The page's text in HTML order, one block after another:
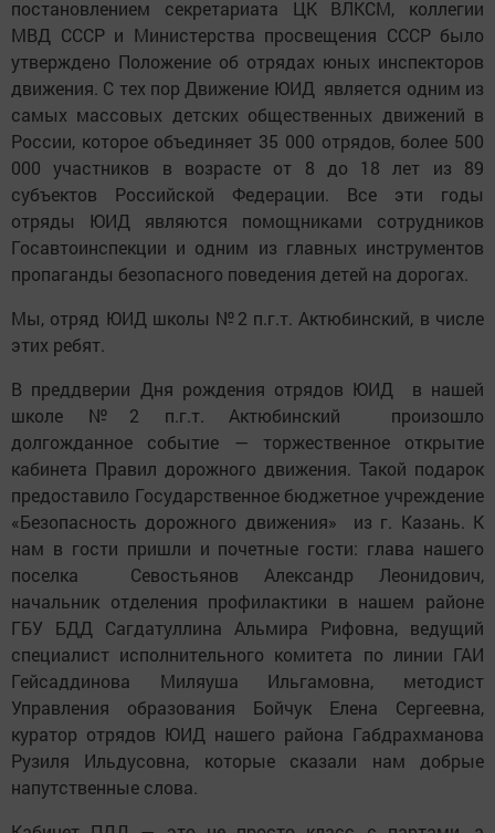
постановлением секретариата ЦК ВЛКСМ, коллегии
МВД СССР и Министерства просвещения СССР было
утверждено Положение об отрядах юных инспекторов
движения. С тех пор Движение ЮИД является одним из
самых массовых детских общественных движений в
России, которое объединяет 35 000 отрядов, более 500
000 участников в возрасте от 8 до 18 лет из 89
субъектов Российской Федерации. Все эти годы
отряды ЮИД являются помощниками сотрудников
Госавтоинспекции и одним из главных инструментов
пропаганды безопасного поведения детей на дорогах.
Мы, отряд ЮИД школы №2 п.г.т. Актюбинский, в числе
этих ребят.
В преддверии Дня рождения отрядов ЮИД в нашей
школе №2 п.г.т. Актюбинский произошло
долгожданное событие — торжественное открытие
кабинета Правил дорожного движения. Такой подарок
предоставило Государственное бюджетное учреждение
«Безопасность дорожного движения» из г. Казань. К
нам в гости пришли и почетные гости: глава нашего
поселка Севостьянов Александр Леонидович,
начальник отделения профилактики в нашем районе
ГБУ БДД Сагдатуллина Альмира Рифовна, ведущий
специалист исполнительного комитета по линии ГАИ
Гейсаддинова Миляуша Ильгамовна, методист
Управления образования Бойчук Елена Сергеевна,
куратор отрядов ЮИД нашего района Габдрахманова
Рузиля Ильдусовна, которые сказали нам добрые
напутственные слова.